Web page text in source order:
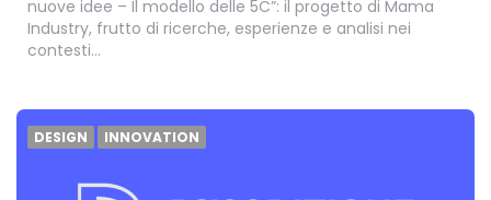
nuove idee – Il modello delle 5C”: il progetto di Mama
Industry, frutto di ricerche, esperienze e analisi nei
contesti…
DESIGN INNOVATION